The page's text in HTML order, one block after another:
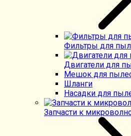
Фильтры для
Двигатели для
Мешок для
Шланги
Насадки для
Запчасти к